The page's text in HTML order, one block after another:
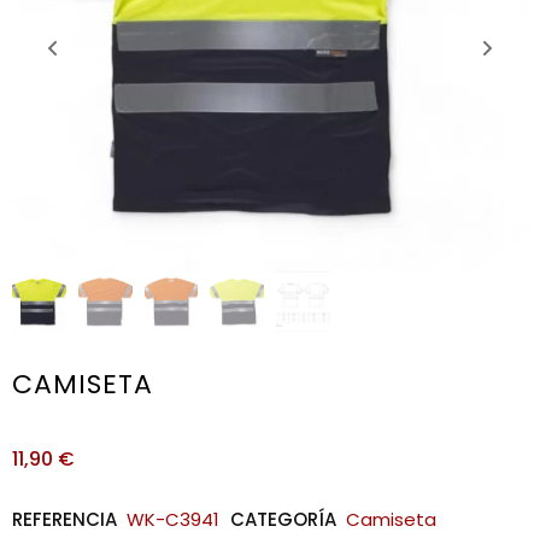
CAMISETA
11,90 €
REFERENCIA WK-C3941 CATEGORÍA Camiseta